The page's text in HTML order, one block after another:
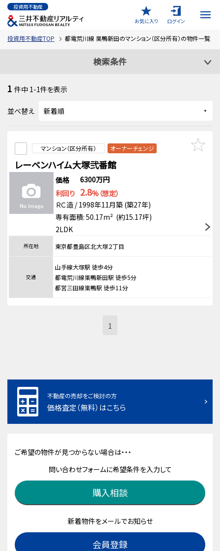
投資用不動産
お気に入り
ログイン
投資用不動産TOP 都電荒川線 巣鴨新田のマンション（区分所有）の物件一覧
検索条件
1 件中 1-1件を表示
並べ替え
マンション（区分所有） オーナーチェンジ
レーベンハイム大塚弐番館
価格
6300万円
利回り 2.8%（想定）
ＲＣ造 / 1998年11月築 (築27年)
専有面積: 50.17m² (約15.17坪)
2LDK
所在地 東京都豊島区北大塚２丁目
交通
山手線大塚駅 徒歩4分
都電荒川線巣鴨新田駅 徒歩5分
都営三田線巣鴨駅 徒歩11分
1
不動産の売却をご検討の方
価格査定（無料）はこちら
ご希望の物件が見つからない場合は・・・
問い合わせフォームに希望条件を入力して
購入相談
新着物件をメールでお知らせ
会員登録